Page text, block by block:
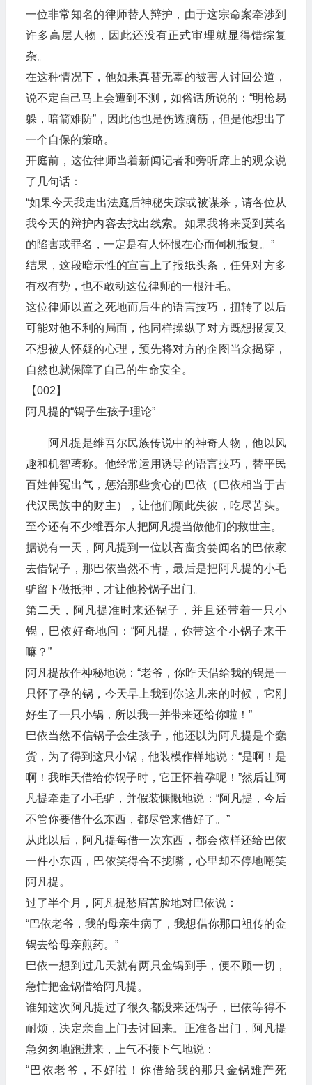
一位非常知名的律师替人辩护，由于这宗命案牵涉到
许多高层人物，因此还没有正式审理就显得错综复
杂。
在这种情况下，他如果真替无辜的被害人讨回公道，
说不定自己马上会遭到不测，如俗话所说的：“明枪易
躲，暗箭难防”，因此他也是伤透脑筋，但是他想出了
一个自保的策略。
开庭前，这位律师当着新闻记者和旁听席上的观众说
了几句话：
“如果今天我走出法庭后神秘失踪或被谋杀，请各位从
我今天的辩护内容去找出线索。如果我将来受到莫名
的陷害或罪名，一定是有人怀恨在心而伺机报复。”
结果，这段暗示性的宣言上了报纸头条，任凭对方多
有权有势，也不敢动这位律师的一根汗毛。
这位律师以置之死地而后生的语言技巧，扭转了以后
可能对他不利的局面，他同样操纵了对方既想报复又
不想被人怀疑的心理，预先将对方的企图当众揭穿，
自然也就保障了自己的生命安全。
【002】
阿凡提的“锅子生孩子理论”
阿凡提是维吾尔民族传说中的神奇人物，他以风
趣和机智著称。他经常运用诱导的语言技巧，替平民
百姓伸冤出气，惩治那些贪心的巴依（巴依相当于古
代汉民族中的财主），让他们顾此失彼，吃尽苦头。
至今还有不少维吾尔人把阿凡提当做他们的救世主。
据说有一天，阿凡提到一位以吝啬贪婪闻名的巴依家
去借锅子，那巴依当然不肯，最后是把阿凡提的小毛
驴留下做抵押，才让他拎锅子出门。
第二天，阿凡提准时来还锅子，并且还带着一只小
锅，巴依好奇地问：“阿凡提，你带这个小锅子来干
嘛？”
阿凡提故作神秘地说：“老爷，你昨天借给我的锅是一
只怀了孕的锅，今天早上我到你这儿来的时候，它刚
好生了一只小锅，所以我一并带来还给你啦！”
巴依当然不信锅子会生孩子，他还以为阿凡提是个蠢
货，为了得到这只小锅，他装模作样地说：“是啊！是
啊！我昨天借给你锅子时，它正怀着孕呢！”然后让阿
凡提牵走了小毛驴，并假装慷慨地说：“阿凡提，今后
不管你要借什么东西，都尽管来借好了。”
从此以后，阿凡提每借一次东西，都会依样还给巴依
一件小东西，巴依笑得合不拢嘴，心里却不停地嘲笑
阿凡提。
过了半个月，阿凡提愁眉苦脸地对巴依说：
“巴依老爷，我的母亲生病了，我想借你那口祖传的金
锅去给母亲煎药。”
巴依一想到过几天就有两只金锅到手，便不顾一切，
急忙把金锅借给阿凡提。
谁知这次阿凡提过了很久都没来还锅子，巴依等得不
耐烦，决定亲自上门去讨回来。正准备出门，阿凡提
急匆匆地跑进来，上气不接下气地说：
“巴依老爷，不好啦！你借给我的那只金锅难产死